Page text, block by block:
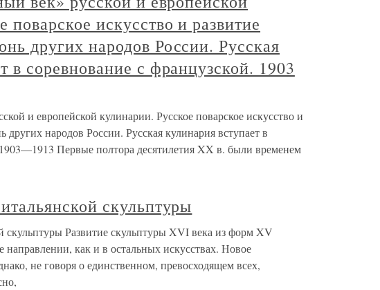
поварское искусство и развитие
других народов России. Русская
в соревнование с французской. 1903
и европейской кулинарии. Русское поварское искусство и
других народов России. Русская кулинария вступает в
Первые полтора десятилетия XX в. были временем
скульптуры
скульптуры Развитие скульптуры XVI века из форм XV
направлении, как и в остальных искусствах. Новое
не говоря о единственном, превосходящем всех,